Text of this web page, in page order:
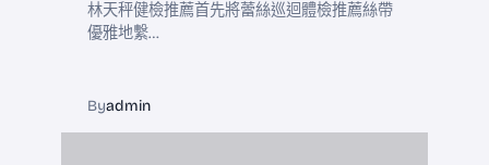
林天秤健檢推薦首先將蕾絲巡迴體檢推薦絲帶
優雅地繫…
Byadmin